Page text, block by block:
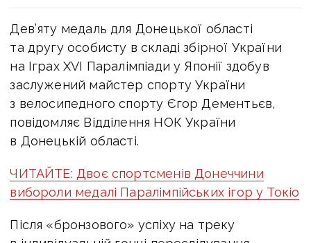
Дев’яту медаль для Донецької області
та другу особисту в складі збірної України
на Іграх XVI Паралімпіади у Японії здобув
заслужений майстер спорту України
з велосипедного спорту Єгор Дементьєв,
повідомляє Відділення НОК України
в Донецькій області.
ЧИТАЙТЕ: Двоє спортсменів Донеччини
вибороли медалі Паралімпійських ігор у Токіо
Після «бронзового» успіху на треку